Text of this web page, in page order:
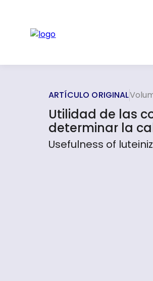
ARTÍCULO ORIGINAL
Utilidad de las
determinar la
Usefulness of